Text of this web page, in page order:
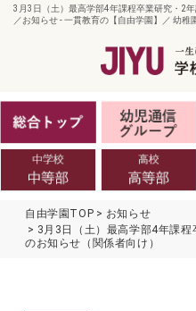
3月3日（土）最高学部4年課程卒業研究・2
／お知らせ - 一貫教育の【自由学園】／ 幼
自由学園TOP
お知らせ
3月3日（土）最高学部4年課
のお知らせ（関係者向け）